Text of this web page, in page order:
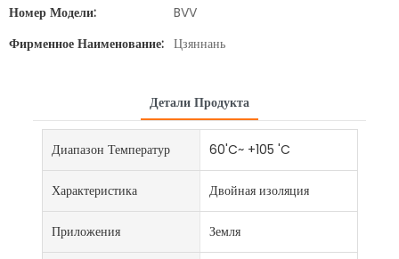
Номер Модели:
BVV
Фирменное Наименование: Цзяннань
Детали Продукта
Диапазон Температур 60'C~ +105 'C
Характеристика Двойная изоляция
Приложения Земля